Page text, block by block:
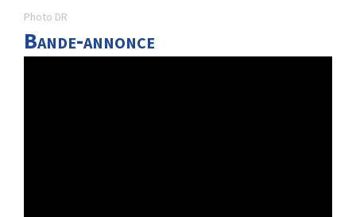
Photo DR
Bande-annonce